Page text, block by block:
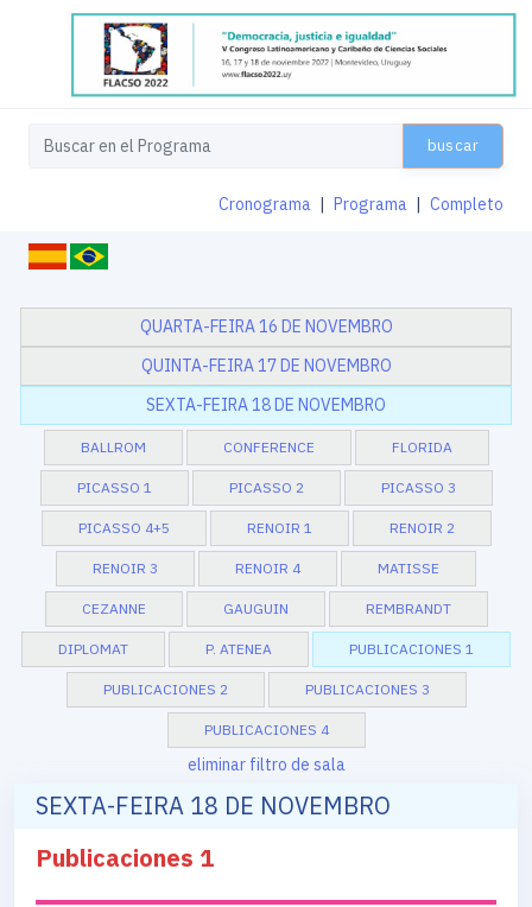
buscar
Cronograma | Programa | Completo
QUARTA-FEIRA 16 DE NOVEMBRO
QUINTA-FEIRA 17 DE NOVEMBRO
SEXTA-FEIRA 18 DE NOVEMBRO
BALLROM CONFERENCE FLORIDA
PICASSO 1 PICASSO 2 PICASSO 3
PICASSO 4+5 RENOIR 1 RENOIR 2
RENOIR 3 RENOIR 4 MATISSE
CEZANNE GAUGUIN REMBRANDT
DIPLOMAT P. ATENEA PUBLICACIONES 1
PUBLICACIONES 2 PUBLICACIONES 3
PUBLICACIONES 4
eliminar filtro de sala
SEXTA-FEIRA 18 DE NOVEMBRO
Publicaciones 1